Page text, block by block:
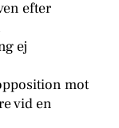
efter
ej
mot
vid en